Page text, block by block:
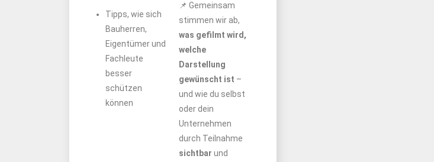
Tipps, wie sich
Bauherren,
Eigentümer und
Fachleute
besser
schützen
können
📌 Gemeinsam
stimmen wir ab,
was gefilmt wird,
welche
Darstellung
gewünscht ist –
und wie du selbst
oder dein
Unternehmen
durch Teilnahme
sichtbar und